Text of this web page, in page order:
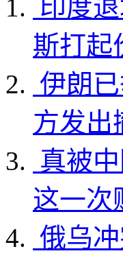
印度
斯打起
伊朗
方发出
真被
这一次
俄乌